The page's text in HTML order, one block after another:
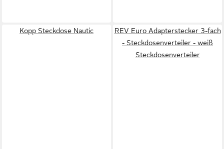
Kopp Steckdose Nautic
REV Euro Adapterstecker 3-fach
- Steckdosenverteiler - weiß
Steckdosenverteiler